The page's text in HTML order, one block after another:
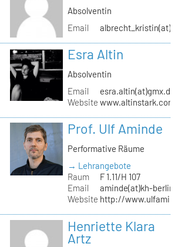
Absolventin
Email
Esra Altin
Absolventin
Email
esra.altin(at)gmx.de
Website www.altinstark.com
Prof. Ulf Aminde
Performative Räume
→ Lehrangebote
Raum
F 1.11/H 107
Email
aminde(at)kh-
Website http://
Henriette Klara
Artz